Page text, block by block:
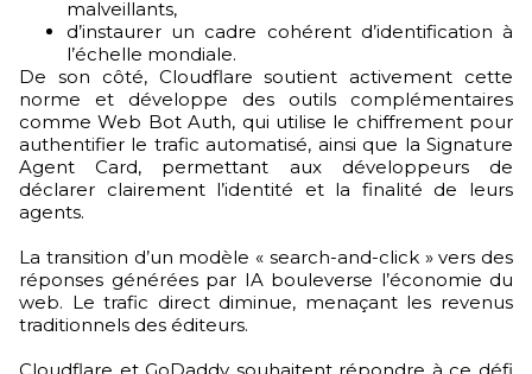
malveillants,
d’instaurer un cadre cohérent d’identification à
l’échelle mondiale.
De son côté, Cloudflare soutient activement cette
norme et développe des outils complémentaires
comme Web Bot Auth, qui utilise le chiffrement pour
authentifier le trafic automatisé, ainsi que la Signature
Agent Card, permettant aux développeurs de
déclarer clairement l’identité et la finalité de leurs
agents.
La transition d’un modèle « search-and-click » vers des
réponses générées par IA bouleverse l’économie du
web. Le trafic direct diminue, menaçant les revenus
traditionnels des éditeurs.